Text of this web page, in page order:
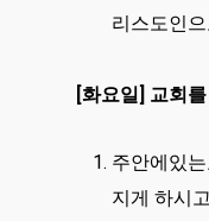
리스도인
[화요일] 교회
주안에있
지게 하시